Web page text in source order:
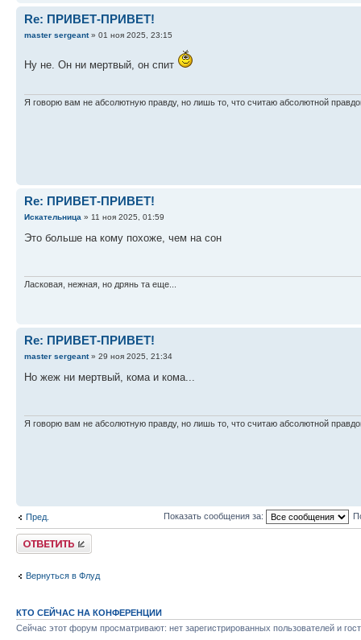
Re: ПРИВЕТ-ПРИВЕТ!
master sergeant» 01 ноя 2025, 23:15
Ну не. Он ни мертвый, он спит
Я говорю вам не абсолютную правду, но лишь то, что считаю абсолютной
Re: ПРИВЕТ-ПРИВЕТ!
Искательница » 11 ноя 2025, 01:59
Это больше на кому похоже, чем на сон
Ласковая, нежная, но дрянь та еще...
Re: ПРИВЕТ-ПРИВЕТ!
master sergeant» 29 ноя 2025, 21:34
Но жеж ни мертвый, кома и кома...
Я говорю вам не абсолютную правду, но лишь то, что считаю абсолютной
Пред. Показать сообщения за:
Ответить
Вернуться в Флуд
КТО СЕЙЧАС НА КОНФЕРЕНЦИИ
Сейчас этот форум просматривают: нет зарегистрированных пользователей и